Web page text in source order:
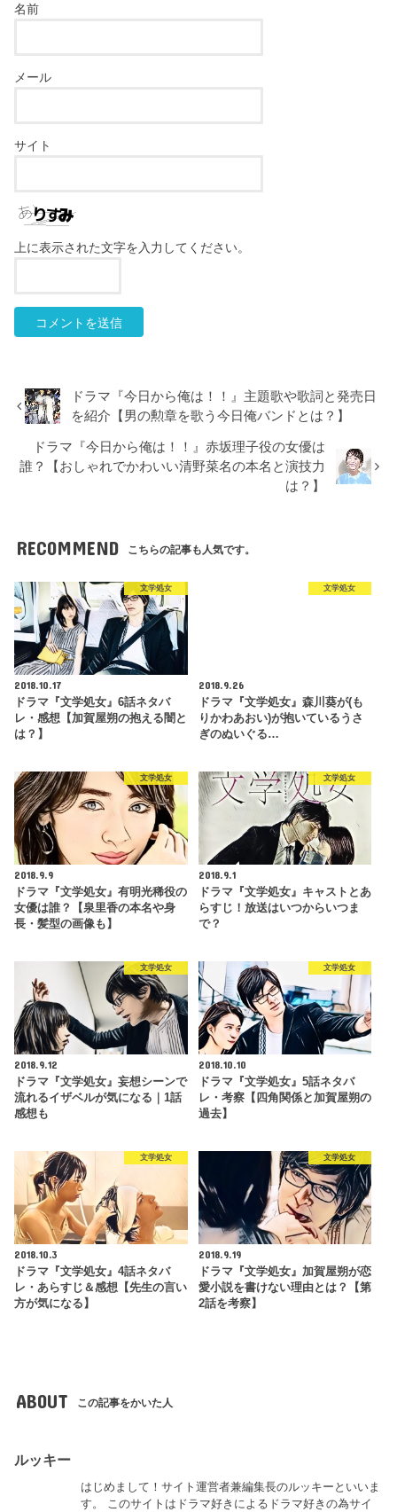
名前
メール
サイト
上に表示された文字を入力してください。
ドラマ『今日から俺は！！』主題歌や歌詞と発売日
を紹介【男の勲章を歌う今日俺バンドとは？】
ドラマ『今日から俺は！！』赤坂理子役の女優は
誰？【おしゃれでかわいい清野菜名の本名と演技力
は？】
RECOMMEND こちらの記事も人気です。
文学処女
2018.10.17
ドラマ『文学処女』6話ネタバ
レ・感想【加賀屋朔の抱える闇と
は？】
文学処女
2018.9.26
ドラマ『文学処女』森川葵が(も
りかわあおい)が抱いているうさ
ぎのぬいぐる…
文学処女
2018.9.9
ドラマ『文学処女』有明光稀役の
女優は誰？【泉里香の本名や身
長・髪型の画像も】
文学処女
2018.9.1
ドラマ『文学処女』キャストとあ
らすじ！放送はいつからいつま
で？
文学処女
2018.9.12
ドラマ『文学処女』妄想シーンで
流れるイザベルが気になる｜1話
感想も
文学処女
2018.10.10
ドラマ『文学処女』5話ネタバ
レ・考察【四角関係と加賀屋朔の
過去】
文学処女
2018.10.3
ドラマ『文学処女』4話ネタバ
レ・あらすじ＆感想【先生の言い
方が気になる】
文学処女
2018.9.19
ドラマ『文学処女』加賀屋朔が恋
愛小説を書けない理由とは？【第
2話を考察】
ABOUT この記事をかいた人
ルッキー
はじめまして！サイト運営者兼編集長のルッキーといいま
す。 このサイトはドラマ好きによるドラマ好きの為サイ